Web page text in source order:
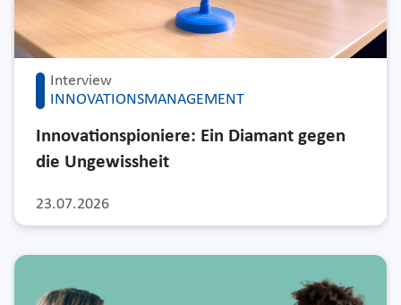
Interview
INNOVATIONSMANAGEMENT
23.07.2026
Innovationspioniere: Ein Diamant gegen
die Ungewissheit